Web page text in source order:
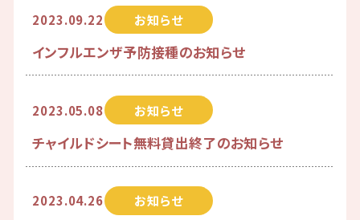
2023.09.22 お知らせ
インフルエンザ予防接種のお知らせ
2023.05.08 お知らせ
チャイルドシート無料貸出終了のお知らせ
2023.04.26 お知らせ